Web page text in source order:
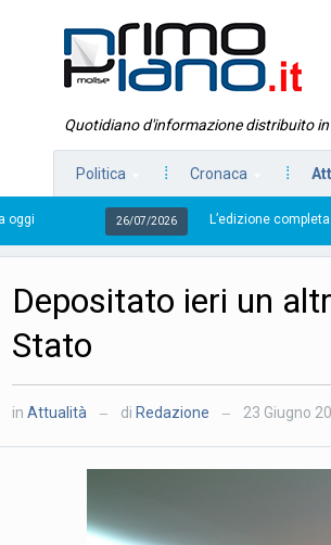
Quotidiano d'informazione distribuito
Politica Cronaca
26/07/2026 L’edizione completa di Primo Piano
Depositato ieri un
Stato
in Attualità — di Redazione — 23 Giugno